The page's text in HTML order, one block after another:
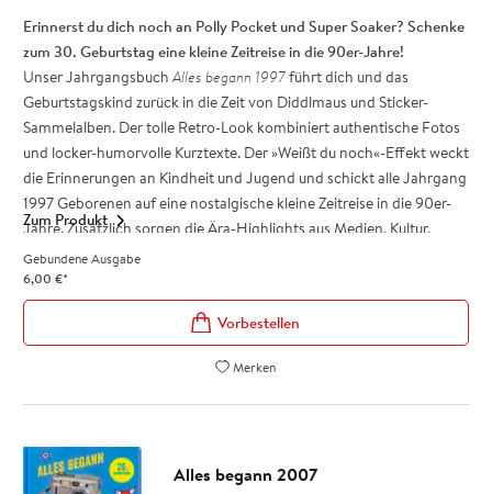
Das Jahrgangsbuch Alles begann 1987 ist ein tolles Geschenk zum
40. Geburtstag, das auf der jeder Party für reichlich Gesprächsstoff
sorgt!
Erinnerst du dich noch an Polly Pocket und Super Soaker? Schenke
zum 30. Geburtstag eine kleine Zeitreise in die 90er-Jahre!
Unser JahrgangsbuchAlles begann 1997führt dich und das
Geburtstagskind zurück in die Zeit von Diddlmaus und Sticker-
Sammelalben. Der tolle Retro-Look kombiniert authentische Fotos
und locker-humorvolle Kurztexte. Der »Weißt du noch«-Effekt weckt
die Erinnerungen an Kindheit und Jugend und schickt alle Jahrgang
1997 Geborenen auf eine nostalgische kleine Zeitreise in die 90er-
Jahre. Zusätzlich sorgen die Ära-Highlights aus Medien, Kultur,
Lifestyle und Gesellschaft für Gesprächsstoff.
Das Jahrgangsbuch ist ein tolles Geschenk zum 30. Geburtstag, das
bei allen 1997 Geborenen bestimmt jede Menge schöne
Charmante Geschenkidee und beliebt als kleines Zusatz-
Geschenk zum 30. Geburtstag: Schenke eine Zeitreise in die 90er-
Jahre
Kurztexte wecken Erinnerungen!
Für Frauen und Männer Jahrgang 1997: Ein besonderes
Zum Produkt
Gebundene Ausgabe
6,00 €*
Merken
Alles begann 2007